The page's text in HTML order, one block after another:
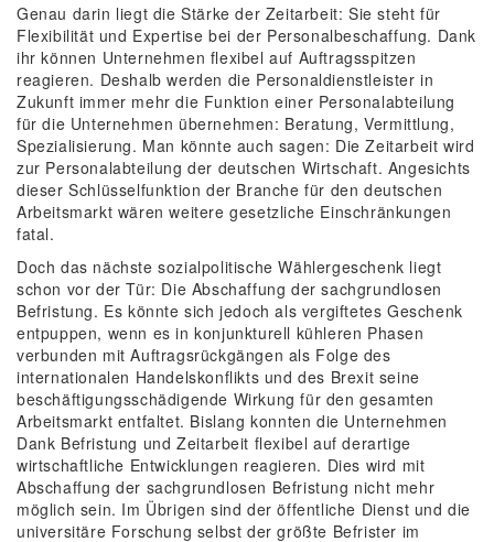
Genau darin liegt die Stärke der Zeitarbeit: Sie steht für
Flexibilität und Expertise bei der Personalbeschaffung. Dank
ihr können Unternehmen flexibel auf Auftragsspitzen
reagieren. Deshalb werden die Personaldienstleister in
Zukunft immer mehr die Funktion einer Personalabteilung
für die Unternehmen übernehmen: Beratung, Vermittlung,
Spezialisierung. Man könnte auch sagen: Die Zeitarbeit wird
zur Personalabteilung der deutschen Wirtschaft. Angesichts
dieser Schlüsselfunktion der Branche für den deutschen
Arbeitsmarkt wären weitere gesetzliche Einschränkungen
fatal.
Doch das nächste sozialpolitische Wählergeschenk liegt
schon vor der Tür: Die Abschaffung der sachgrundlosen
Befristung. Es könnte sich jedoch als vergiftetes Geschenk
entpuppen, wenn es in konjunkturell kühleren Phasen
verbunden mit Auftragsrückgängen als Folge des
internationalen Handelskonflikts und des Brexit seine
beschäftigungsschädigende Wirkung für den gesamten
Arbeitsmarkt entfaltet. Bislang konnten die Unternehmen
Dank Befristung und Zeitarbeit flexibel auf derartige
wirtschaftliche Entwicklungen reagieren. Dies wird mit
Abschaffung der sachgrundlosen Befristung nicht mehr
möglich sein. Im Übrigen sind der öffentliche Dienst und die
universitäre Forschung selbst der größte Befrister im